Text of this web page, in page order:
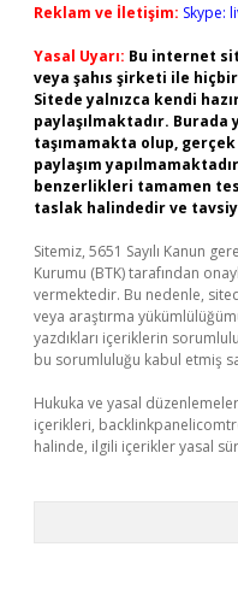
Reklam ve İletişim: Skype:
Yasal Uyarı: Bu internet
veya şahıs şirketi ile
Sitede yalnızca kendi
paylaşılmaktadır.
taşımamakta olup,
paylaşım
benzerlikleri tamamen
taslak halindedir ve
Sitemiz, 5651 Sayılı Kanun
Kurumu (BTK) tarafından
vermektedir. Bu nedenle,
veya araştırma
yazdıkları içeriklerin
bu sorumluluğu kabul etmiş
Hukuka ve yasal
içerikleri,
halinde, ilgili içerikler yasal